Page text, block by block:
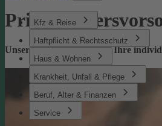
Kfz & Reise
Haftpflicht & Rechtsschutz
Haus & Wohnen
Krankheit, Unfall & Pflege
Beruf, Alter & Finanzen
Service
Private­
Unsere Altersvorsorge für Ihre